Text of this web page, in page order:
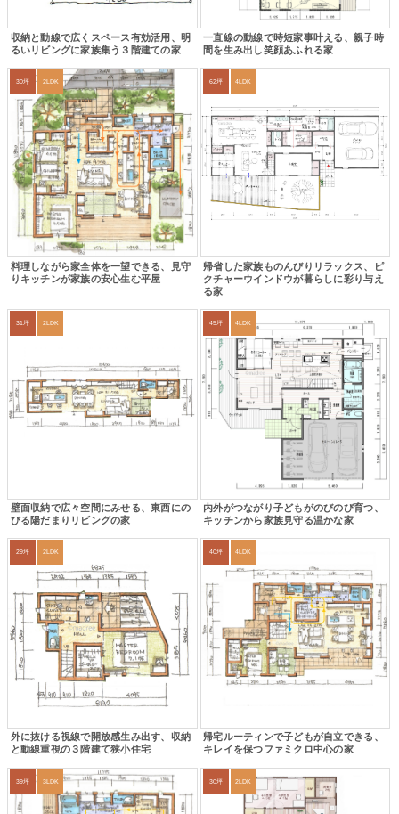
収納と動線で広くスペース有効活用、明
るいリビングに家族集う３階建ての家
一直線の動線で時短家事叶える、親子時
間を生み出し笑顔あふれる家
30坪 2LDK
料理しながら家全体を一望できる、見守
りキッチンが家族の安心生む平屋
62坪 4LDK
帰省した家族ものんびりリラックス、ピ
クチャーウインドウが暮らしに彩り与え
る家
31坪 2LDK
壁面収納で広々空間にみせる、東西にの
びる陽だまりリビングの家
45坪 4LDK
内外がつながり子どもがのびのび育つ、
キッチンから家族見守る温かな家
29坪 2LDK
外に抜ける視線で開放感生み出す、収納
と動線重視の３階建て狭小住宅
40坪 4LDK
帰宅ルーティンで子どもが自立できる、
キレイを保つファミクロ中心の家
39坪 3LDK 30坪 2LDK